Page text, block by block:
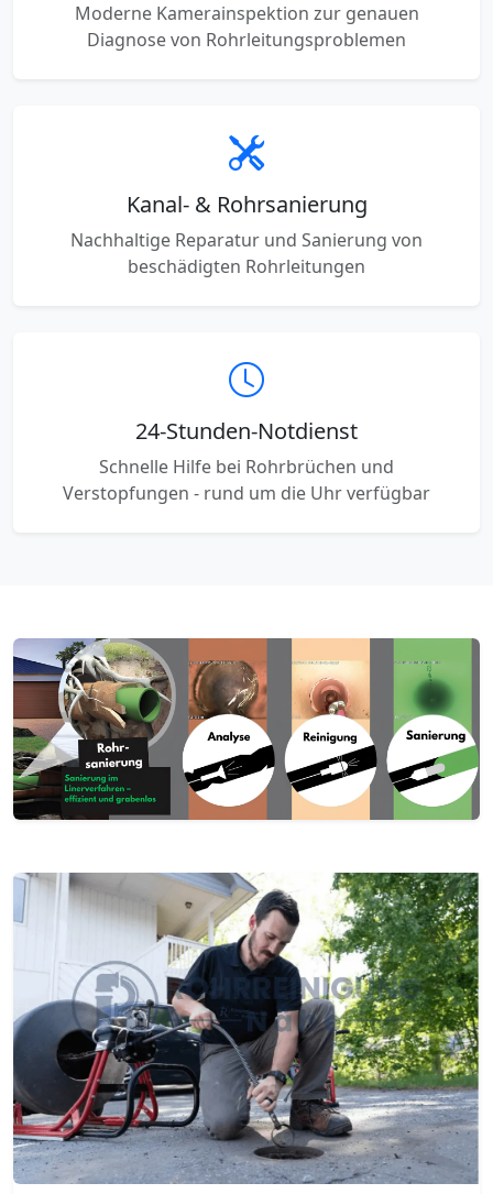
Moderne Kamerainspektion zur genauen
Diagnose von Rohrleitungsproblemen
Kanal- & Rohrsanierung
Nachhaltige Reparatur und Sanierung von
beschädigten Rohrleitungen
24-Stunden-Notdienst
Schnelle Hilfe bei Rohrbrüchen und
Verstopfungen - rund um die Uhr verfügbar